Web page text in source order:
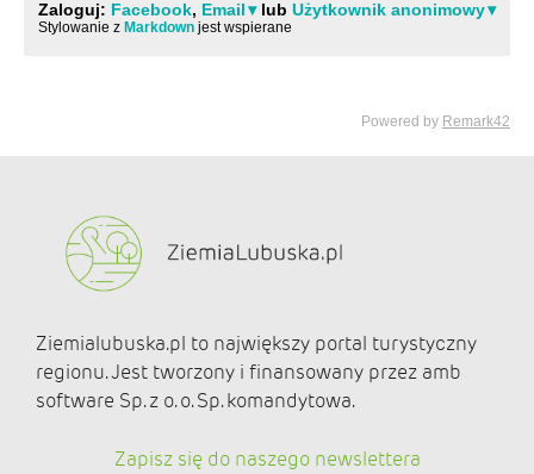
Ziemialubuska.pl to największy portal turystyczny
regionu. Jest tworzony i finansowany przez amb
software Sp. z o. o. Sp. komandytowa.
Zapisz się do naszego newslettera